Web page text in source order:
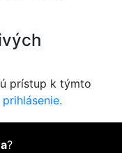
prístup k týmto
?